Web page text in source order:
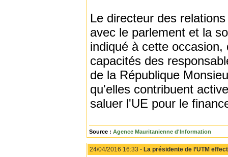
Le directeur des
avec le parlement et la
indiqué à cette
capacités des
de la République
qu'elles contribuent
saluer l'UE pour le
Source : Agence Mauritanienne d'Information
24/04/2016 16:33 - La présidente de l’UTM